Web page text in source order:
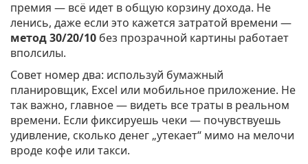
премия — всё идет в общую корзину дохода. Не
ленись, даже если это кажется затратой времени —
метод 30/20/10 без прозрачной картины работает
вполсилы.
Совет номер два: используй бумажный
планировщик, Excel или мобильное приложение. Не
так важно, главное — видеть все траты в реальном
времени. Если фиксируешь чеки — почувствуешь
удивление, сколько денег „утекает“ мимо на мелочи
вроде кофе или такси.